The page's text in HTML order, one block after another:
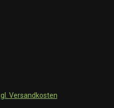
Versandkosten